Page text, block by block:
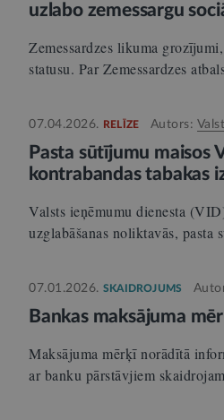
uzlabo zemessargu
Zemessardzes likuma
statusu. Par Zemessardzes
07.04.2026. RELĪZE Autors:
Pasta sūtījumu maisos
kontrabandas tabakas
Valsts ieņēmumu dienesta
uzglabāšanas noliktavās,
07.01.2026. SKAIDROJUMS
Bankas maksājuma
Maksājuma mērķī norādītā
ar banku pārstāvjiem